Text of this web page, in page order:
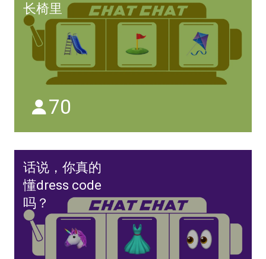
长椅里
70
话说，你真的
懂dress code
吗？